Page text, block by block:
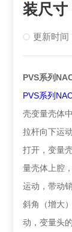
装尺寸
更新时间
PVS系列
PVS系列
壳变量壳体
拉杆向下运
打开，变量
量壳体上腔
运动，带动
斜角（增大
动，变量头